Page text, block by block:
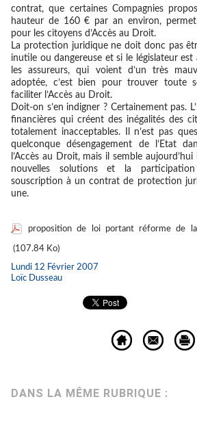
contrat, que certaines Compagnies
hauteur de 160 € par an environ,
pour les citoyens d’Accès au Droit.
La protection juridique ne doit donc pas
inutile ou dangereuse et si le législateur est
les assureurs, qui voient d’un très
adoptée, c’est bien pour trouver toute
faciliter l’Accès au Droit.
Doit-on s’en indigner ? Certainement pas.
financières qui créent des inégalités des
totalement inacceptables. Il n’est pas
quelconque désengagement de l’Etat
l’Accès au Droit, mais il semble
nouvelles solutions et la
souscription à un contrat de protection
une.
proposition de loi portant réforme de
(107.84 Ko)
Lundi 12 Février 2007
Loïc Dusseau
DANS LA MÊME RUBRIQUE :